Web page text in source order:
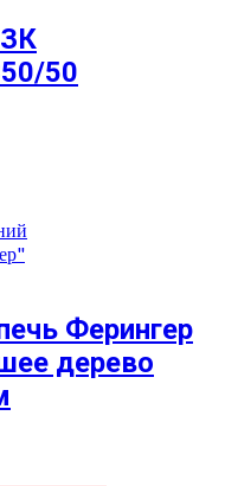
50
Ферингер
дерево